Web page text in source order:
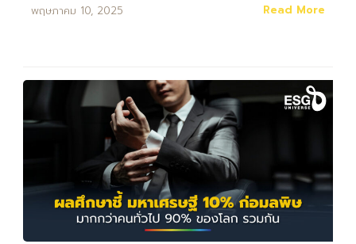
พฤษภาคม 10, 2025 Read More